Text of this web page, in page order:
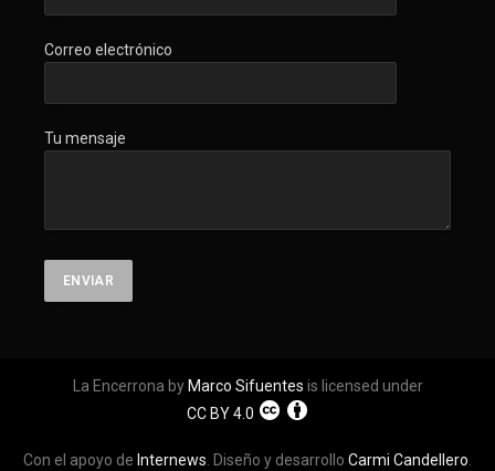
Correo electrónico
Tu mensaje
La Encerrona by Marco Sifuentes is licensed under
CC BY 4.0
Con el apoyo de Internews . Diseño y desarrollo Carmi Candellero